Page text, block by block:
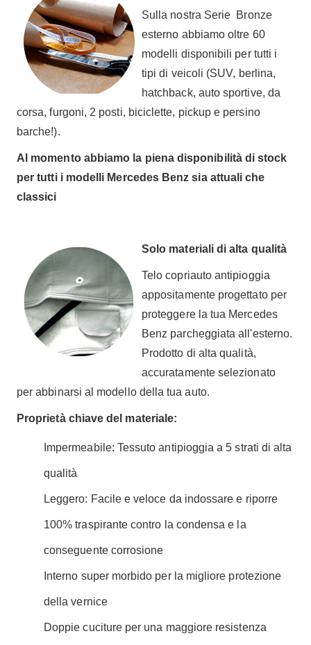
Sulla nostra Serie Bronze
esterno abbiamo oltre 60
modelli disponibili per tutti i
tipi di veicoli (SUV, berlina,
hatchback, auto sportive, da
corsa, furgoni, 2 posti, biciclette, pickup e persino
barche!).
Al momento abbiamo la piena disponibilità di stock
per tutti i modelli Mercedes Benz sia attuali che
classici
Solo materiali di alta qualità
Telo copriauto antipioggia
appositamente progettato per
proteggere la tua Mercedes
Benz parcheggiata all'esterno.
Prodotto di alta qualità,
accuratamente selezionato
per abbinarsi al modello della tua auto.
Proprietà chiave del materiale:
Impermeabile: Tessuto antipioggia a 5 strati di alta
qualità
Leggero: Facile e veloce da indossare e riporre
100% traspirante contro la condensa e la
conseguente corrosione
Interno super morbido per la migliore protezione
della vernice
Doppie cuciture per una maggiore resistenza